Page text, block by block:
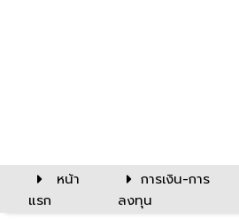
หน้า
แรก
การเงิน-การ
ลงทุน